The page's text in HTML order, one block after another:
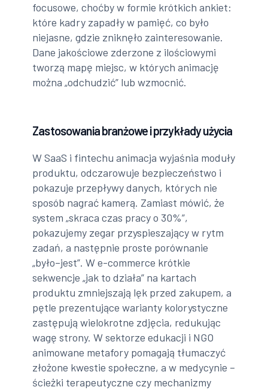
focusowe, choćby w formie krótkich ankiet:
które kadry zapadły w pamięć, co było
niejasne, gdzie zniknęło zainteresowanie.
Dane jakościowe zderzone z ilościowymi
tworzą mapę miejsc, w których animację
można „odchudzić” lub wzmocnić.
Zastosowania branżowe i przykłady użycia
W SaaS i fintechu animacja wyjaśnia moduły
produktu, odczarowuje bezpieczeństwo i
pokazuje przepływy danych, których nie
sposób nagrać kamerą. Zamiast mówić, że
system „skraca czas pracy o 30%”,
pokazujemy zegar przyspieszający w rytm
zadań, a następnie proste porównanie
„było–jest”. W e-commerce krótkie
sekwencje „jak to działa” na kartach
produktu zmniejszają lęk przed zakupem, a
pętle prezentujące warianty kolorystyczne
zastępują wielokrotne zdjęcia, redukując
wagę strony. W sektorze edukacji i NGO
animowane metafory pomagają tłumaczyć
złożone kwestie społeczne, a w medycynie –
ścieżki terapeutyczne czy mechanizmy